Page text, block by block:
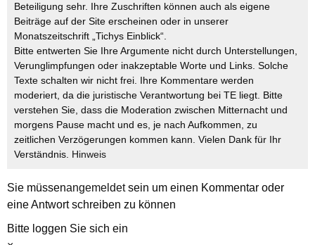
Beteiligung sehr. Ihre Zuschriften können auch als eigene
Beiträge auf der Site erscheinen oder in unserer
Monatszeitschrift „Tichys Einblick“.
Bitte entwerten Sie Ihre Argumente nicht durch Unterstellungen,
Verunglimpfungen oder inakzeptable Worte und Links. Solche
Texte schalten wir nicht frei. Ihre Kommentare werden
moderiert, da die juristische Verantwortung bei TE liegt. Bitte
verstehen Sie, dass die Moderation zwischen Mitternacht und
morgens Pause macht und es, je nach Aufkommen, zu
zeitlichen Verzögerungen kommen kann. Vielen Dank für Ihr
Verständnis. Hinweis
Sie müssenangemeldetsein um einen Kommentar oder
eine Antwort schreiben zu können
Bitte loggen Sie sich ein